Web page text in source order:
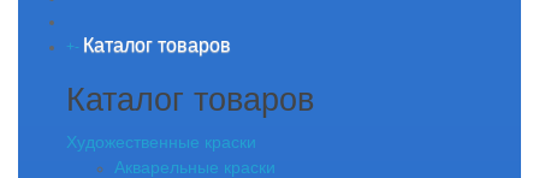
+- Каталог товаров
Каталог товаров
Художественные краски
Акварельные краски